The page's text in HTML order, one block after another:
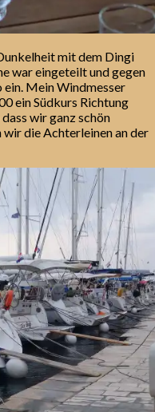
mit dem Dingi
war eingeteilt und gegen
Mein Windmesser
ein Südkurs Richtung
wir ganz schön
die Achterleinen an der